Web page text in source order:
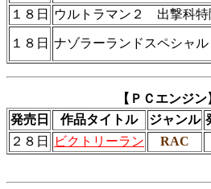
１８日
ウルトラマン２ 出撃科特
１８日 ナゾラーランドスペシャル
【ＰＣエンジン
発売日
作品タイトル ジャンル
２８日
ビクトリーラン RAC